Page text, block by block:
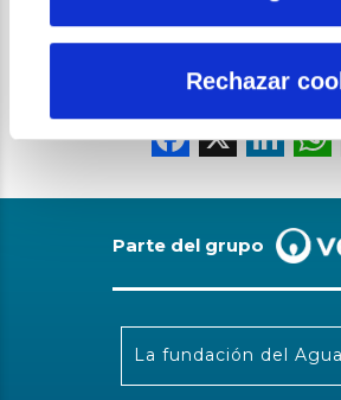
Rechazar
X
Parte del grupo
La fundación del Agua